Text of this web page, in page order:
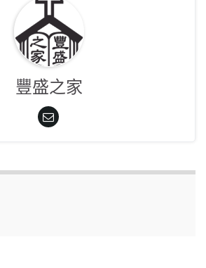
豐盛之家